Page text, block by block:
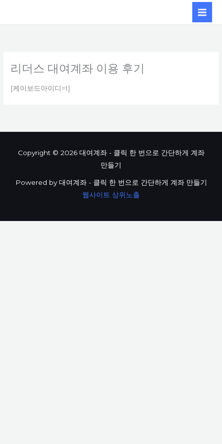
리더스 대여계좌 이용 후기
[케이보드아이디=1]
Copyright © 2026 대여계좌 - 클릭 한 번으로 간단하게 계좌
만들기
Powered by 대여계좌 - 클릭 한 번으로 간단하게 계좌 만들기
웹사이트 상위노출